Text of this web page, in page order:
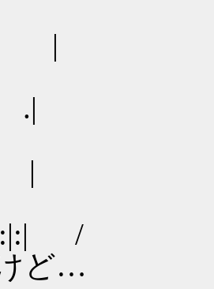
| |
.| 街の至
|
',:|:| / 私
ど…